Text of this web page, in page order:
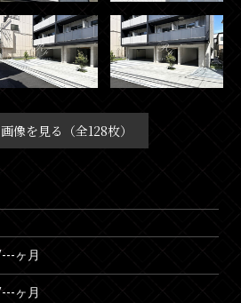
像を見る（全128枚）
---ヶ月
---ヶ月